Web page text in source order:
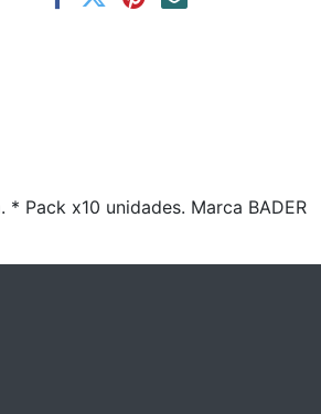
Pack x10 unidades. Marca BADER